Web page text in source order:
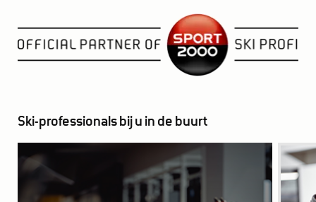
Ski-professionals bij u in de buurt